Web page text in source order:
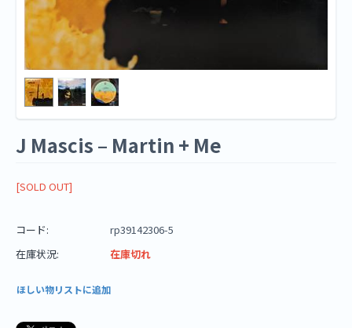
J Mascis – Martin + Me
[SOLD OUT]
コード:
rp39142306-5
在庫状況:
在庫切れ
ほしい物リストに追加